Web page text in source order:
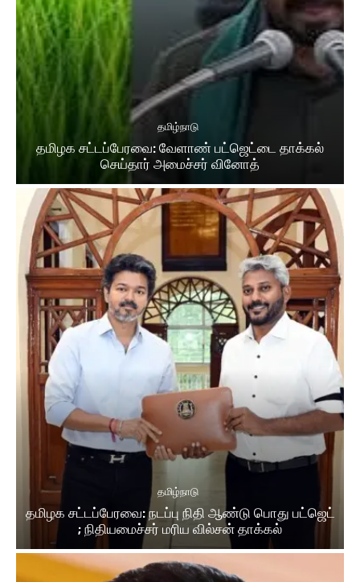
தமிழ்நாடு
தமிழக சட்​டப்​பேர​வை: வேளாண் பட்​ஜெட்டை தாக்கல்
செய்தார் அமைச்சர் வினோத்
தமிழ்நாடு
தமிழக சட்டப்பேரவை: நடப்பு நிதி ஆண்​டு பொது பட்ஜெட்
; நிதியமைச்சர் மரிய வில்சன் தாக்​கல்